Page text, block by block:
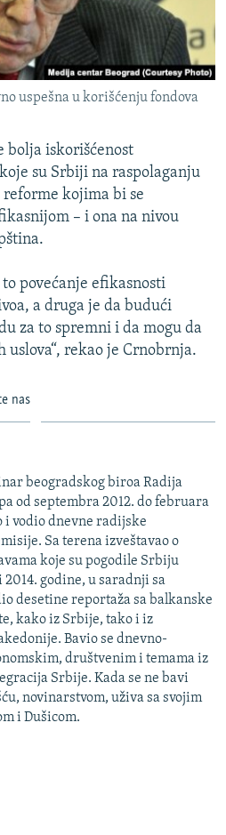
uspešna u korišćenju fondova
bolja iskorišćenost
su Srbiji na raspolaganju
reforme kojima bi se
– i ona na nivou
povećanje efikasnosti
a druga je da budući
za to spremni i da mogu da
rekao je Crnobrnja.
nas
beogradskog biroa Radija
od septembra 2012. do februara
i vodio dnevne radijske
Sa terena izveštavao o
koje su pogodile Srbiju
2014. godine, u saradnji sa
desetine reportaža sa balkanske
kako iz Srbije, tako i iz
Bavio se dnevno-
društvenim i temama iz
Srbije. Kada se ne bavi
novinarstvom, uživa sa svojim
i Dušicom.